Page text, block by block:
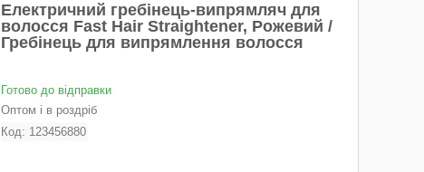
Електричний гребінець-випрямляч для
волосся Fast Hair Straightener, Рожевий /
Гребінець для випрямлення волосся
Готово до відправки
Оптом і в роздріб
Код: 123456880